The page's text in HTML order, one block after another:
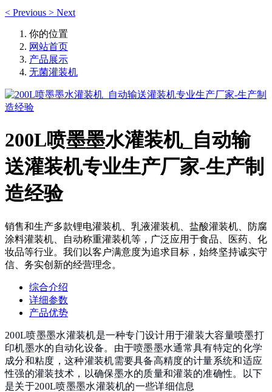
< Previous > Next
你的位置
网站首页
产品展示
无菌灌装机
200L喷墨墨水灌装机_自动输
送灌装机专业生产厂家-生产制
造经验
销售和生产多款锂电灌装机、乳液灌装机、盐酸灌装机、防腐
涂料灌装机、自动称重灌装机等，广泛应用于食品、医药、化
妆品等行业。我们以客户满意度为追求目标，始终坚持诚实守
信、务实创新的经营理念。
综合介绍
详细参数
产品优势
200L喷墨墨水灌装机是一种专门设计用于灌装大容量喷墨打
印机墨水的自动化设备。由于喷墨墨水通常具有特定的化学
成分和粘度，这种灌装机需要具备高精度的计量系统和适应
性强的灌装技术，以确保墨水的质量和灌装的准确性。以下
是关于200L喷墨墨水灌装机的一些详细信息